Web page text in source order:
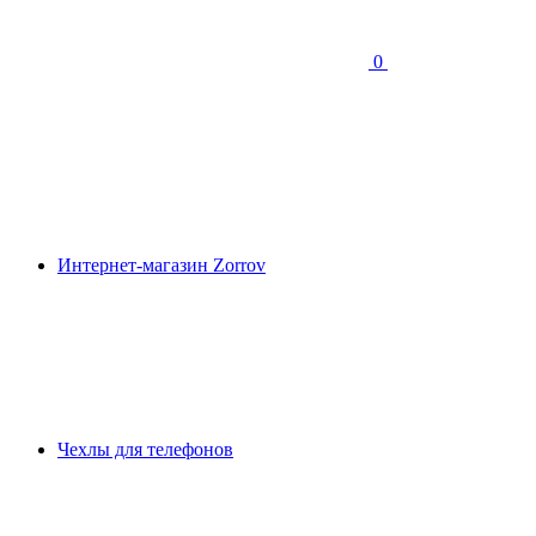
0
Интернет-магазин Zorrov
Чехлы для телефонов